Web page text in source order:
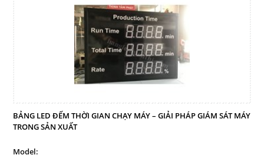
BẢNG LED ĐẾM THỜI GIAN CHẠY MÁY – GIẢI PHÁP GIÁM SÁT MÁY
TRONG SẢN XUẤT
Model: